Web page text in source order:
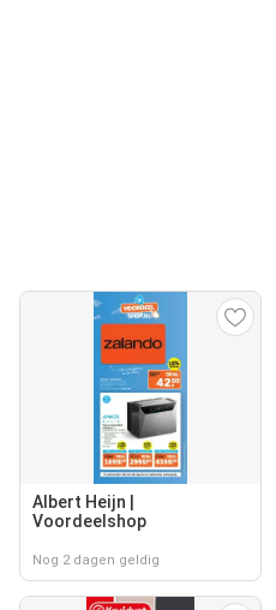
Albert Heijn |
Voordeelshop
Nog 2 dagen geldig